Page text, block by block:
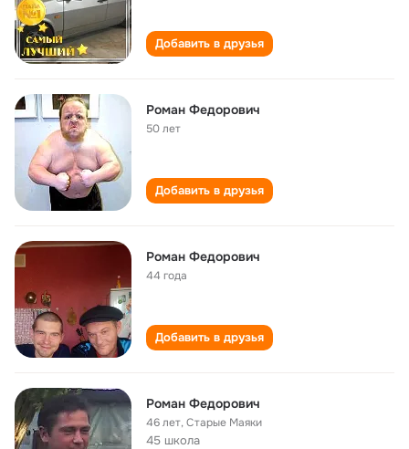
Добавить в друзья
Роман Федорович
50 лет
Добавить в друзья
Роман Федорович
44 года
Добавить в друзья
Роман Федорович
46 лет,Старые Маяки
45 школа